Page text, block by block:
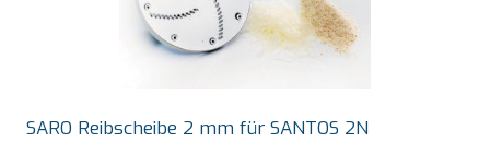
SARO Reibscheibe 2 mm für SANTOS 2N